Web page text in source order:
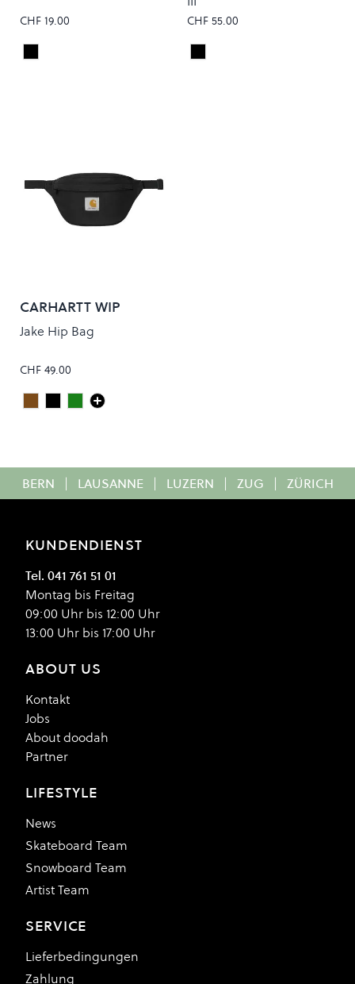
CHF 19.00
Colour
Black
CHF 55.00
Colour
Black
CARHARTT WIP
Jake Hip Bag
CHF 49.00
Colour
Peanut
BlackHIGHLAND
BERN | LAUSANNE | LUZERN | ZUG | ZÜRICH
KUNDENDIENST
Tel. 041 761 51 01
Montag bis Freitag
09:00 Uhr bis 12:00 Uhr
13:00 Uhr bis 17:00 Uhr
ABOUT US
Kontakt
Jobs
About doodah
Partner
LIFESTYLE
News
Skateboard Team
Snowboard Team
Artist Team
SERVICE
Lieferbedingungen
Zahlung